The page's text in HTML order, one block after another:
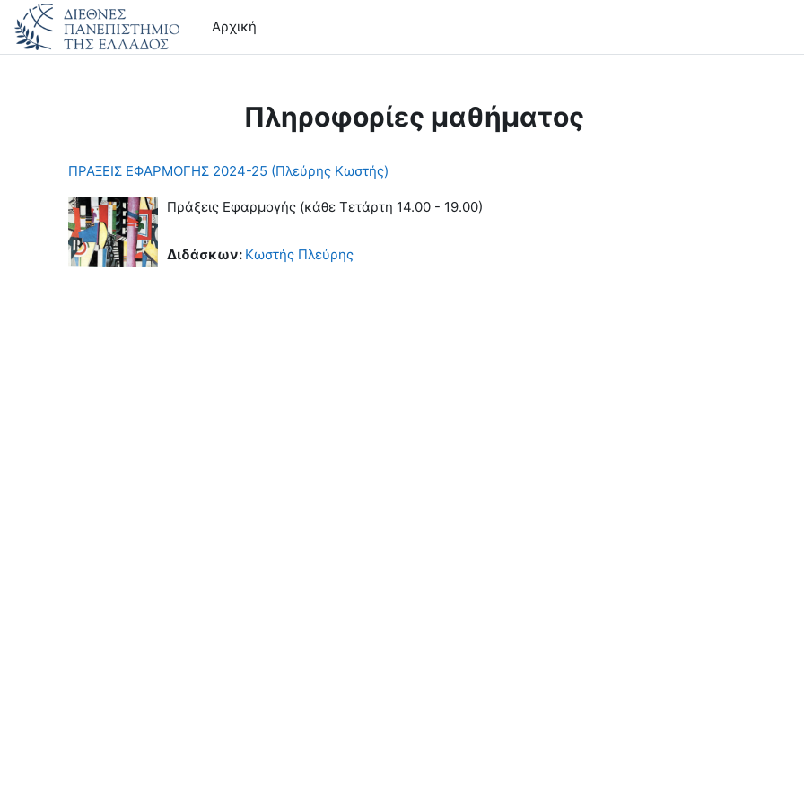
Μετάβαση στο κεντρικό περιεχόμενο
Αρχική
Πληροφορίες μαθήματος
ΠΡΑΞΕΙΣ ΕΦΑΡΜΟΓΗΣ 2024-25 (Πλεύρης Κωστής)
Πράξεις Εφαρμογής (κάθε Τετάρτη 14.00 - 19.00)
Διδάσκων: Κωστής Πλεύρης